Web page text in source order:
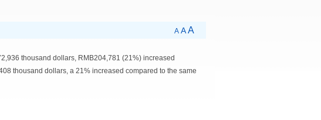
AAA
thousand dollars, RMB204,781 (21%) increased
thousand dollars, a 21% increased compared to the same